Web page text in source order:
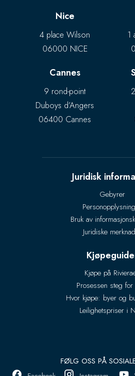
Nice
4 place Wilson
06000 NICE
1
Cannes
9 rond-point
Duboys d’Angers
06400 Cannes
Juridisk
Gebyrer
Bruk av
Juridiske
Kjøpe på
Prosessen steg
Hvor kjøpe: byer og
Leilighetspriser i
FØLG OSS PÅ